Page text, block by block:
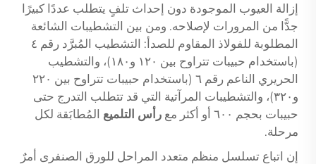
إزالة العيوب الموجودة دون إحداث تلفٍ يتطلب عددًا كبيرًا
جدًّا من المرورات لإصلاحه. ومن بين التشطيبات الشائعة
المطلوبة للفولاذ المقاوم للصدأ: التشطيب المُبرَّد رقم ٤
(باستخدام حبيبات تتراوح بين ١٢٠ و١٨٠)، والتشطيب
الحريري الناعم رقم ٦ (باستخدام حبيبات تتراوح بين ٢٢٠
و٣٢٠)، والتشطيبات المرآتية التي قد تتطلب التدرج حتى
حبيبات بحجم ٦٠٠ أو أكثر مع
رأس التلميع المُطابَقة لكل
مرحلة.
إن اتباع تسلسل منظم متعدد المراحل للورق الصنفرى أمرٌ